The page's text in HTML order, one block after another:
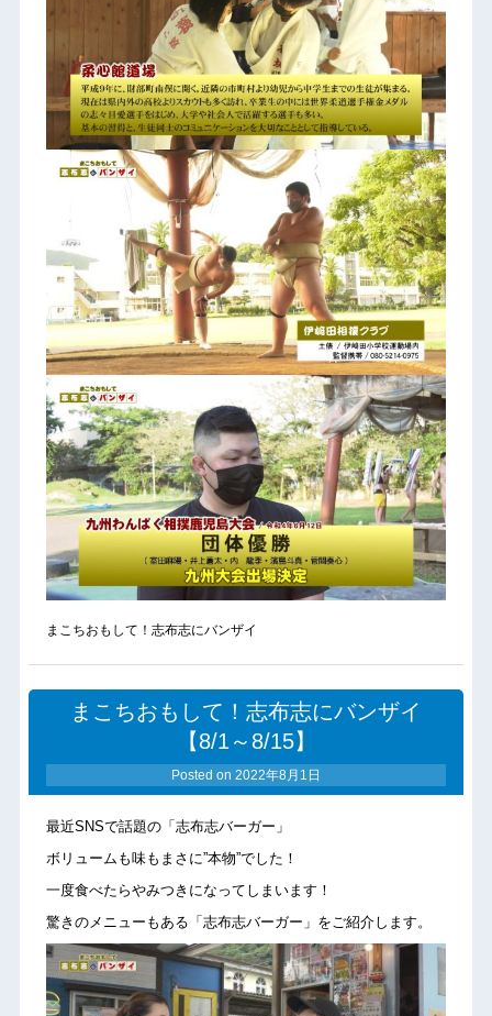
まこちおもして！志布志にバンザイ
まこちおもして！志布志にバンザイ
【8/1～8/15】
Posted on 2022年8月1日
最近SNSで話題の「志布志バーガー」
ボリュームも味もまさに”本物”でした！
一度食べたらやみつきになってしまいます！
驚きのメニューもある「志布志バーガー」をご紹介します。